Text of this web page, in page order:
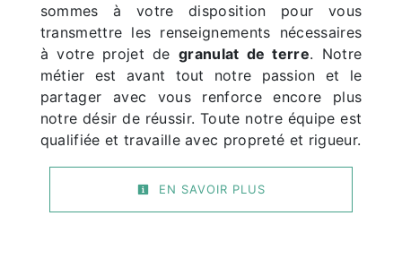
sommes à votre disposition pour vous
transmettre les renseignements nécessaires
à votre projet de granulat de terre. Notre
métier est avant tout notre passion et le
partager avec vous renforce encore plus
notre désir de réussir. Toute notre équipe est
qualifiée et travaille avec propreté et rigueur.
EN SAVOIR PLUS